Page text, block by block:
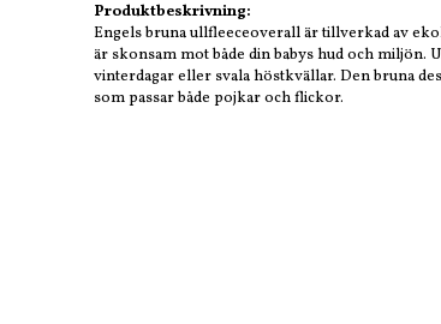
Produktbeskrivning:
Engels bruna ullfleeceoverall är tillverkad av
är skonsam mot både din babys hud och
vinterdagar eller svala höstkvällar. Den bruna
som passar både pojkar och flickor.